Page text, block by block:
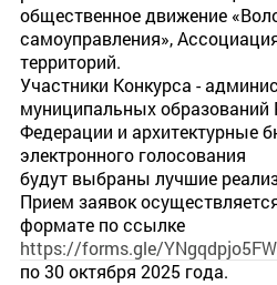
общественное движение
самоуправления»,
территорий.
Участники Конкурса -
муниципальных образований
Федерации и архитектурные
электронного голосования
будут выбраны лучшие
Прием заявок
формате по ссылке
https://forms.gle/
по 30 октября 2025 года.